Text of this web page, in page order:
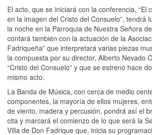
El acto, que se iniciará con la conferencia, “El
en la imagen del Cristo del Consuelo”, tendrá
la noche en la Parroquia de Nuestra Señora
contará también con la actuación de la
Fadriqueña” que interpretará varias piezas
la compuesta por su director, Alberto Nevado
“Cristo del Consuelo” y que se estrenó hace
mismo acto.
La Banda de Música, con cerca de medio
componentes, la mayoría de ellos mujeres,
de viento, madera y percusión, pondrá así el
cita y marcará el comienzo de lo que será la
Villa de Don Fadrique que, inicia su